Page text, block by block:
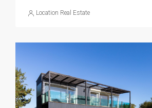
Location Real Estate